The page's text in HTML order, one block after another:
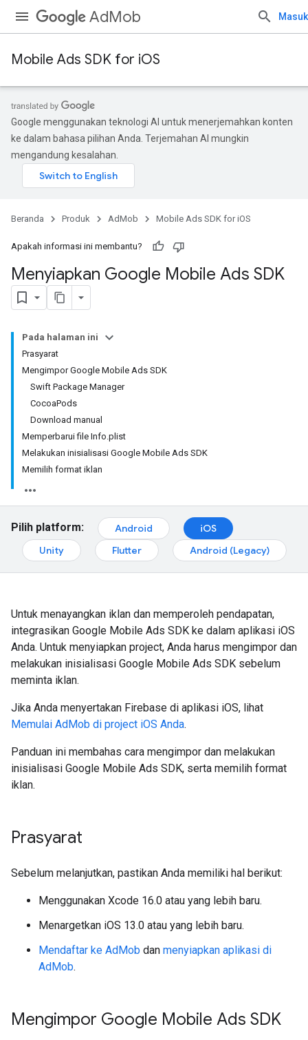
AdMob Masuk
Mobile Ads SDK for iOS
Google menggunakan teknologi AI untuk menerjemahkan konten
ke dalam bahasa pilihan Anda. Terjemahan AI mungkin
mengandung kesalahan.
Beranda Produk AdMob Mobile Ads SDK for iOS
Apakah informasi ini membantu?
Menyiapkan Google Mobile Ads SDK
Pada halaman ini
Prasyarat
Mengimpor Google Mobile Ads SDK
Swift Package Manager
CocoaPods
Download manual
Memperbarui file Info.plist
Melakukan inisialisasi Google Mobile Ads SDK
Memilih format iklan
Pilih platform: Android
iOS
Unity
Flutter Android (Legacy)
Untuk menayangkan iklan dan memperoleh pendapatan,
integrasikan Google Mobile Ads SDK ke dalam aplikasi iOS
Anda. Untuk menyiapkan project, Anda harus mengimpor dan
melakukan inisialisasi Google Mobile Ads SDK sebelum
meminta iklan.
Jika Anda menyertakan Firebase di aplikasi iOS, lihat
Memulai AdMob di project iOS Anda.
Panduan ini membahas cara mengimpor dan melakukan
inisialisasi Google Mobile Ads SDK, serta memilih format
iklan.
Prasyarat
Sebelum melanjutkan, pastikan Anda memiliki hal berikut:
Menggunakan Xcode 16.0 atau yang lebih baru.
Menargetkan iOS 13.0 atau yang lebih baru.
Mendaftar ke AdMob dan menyiapkan aplikasi di
AdMob.
Mengimpor Google Mobile Ads SDK